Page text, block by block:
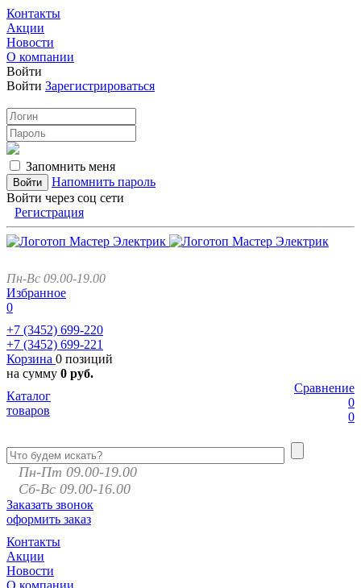
Контакты
Акции
Новости
О компании
Войти
Войти Зарегистрироваться
Запомнить меня
Напомнить пароль
Войти через соц сети
Регистрация
Пн-Вс 09.00-19.00
Избранное
0
+7 (3452) 699-220
+7 (3452) 699-221
Корзина 0 позиций
на сумму 0 руб.
Сравнение
0
0
Каталог
товаров
Пн-Пт 09.00-19.00
Сб-Вс 09.00-16.00
Заказать звонок
оформить заказ
Контакты
Акции
Новости
О компании